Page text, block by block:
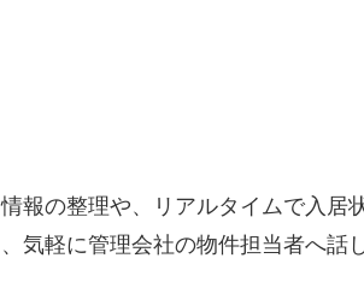
報の整理や、リアルタイムで入居
気軽に管理会社の物件担当者へ話